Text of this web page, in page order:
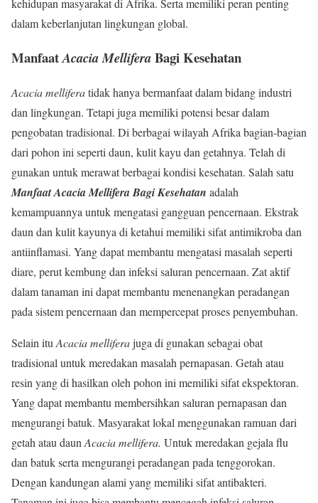
dalam keberlanjutan lingkungan global.
ManfaatAcacia MelliferaBagi Kesehatan
Acacia melliferatidak hanya bermanfaat dalam bidang industri
dan lingkungan. Tetapi juga memiliki potensi besar dalam
pengobatan tradisional. Di berbagai wilayah Afrika bagian-bagian
dari pohon ini seperti daun, kulit kayu dan getahnya. Telah di
gunakan untuk merawat berbagai kondisi kesehatan. Salah satu
Manfaat Acacia Mellifera Bagi Kesehatan adalah
kemampuannya untuk mengatasi gangguan pencernaan. Ekstrak
daun dan kulit kayunya di ketahui memiliki sifat antimikroba dan
antiinflamasi. Yang dapat membantu mengatasi masalah seperti
diare, perut kembung dan infeksi saluran pencernaan. Zat aktif
dalam tanaman ini dapat membantu menenangkan peradangan
pada sistem pencernaan dan mempercepat proses penyembuhan.
Selain itu Acacia melliferajuga di gunakan sebagai obat
tradisional untuk meredakan masalah pernapasan. Getah atau
resin yang di hasilkan oleh pohon ini memiliki sifat ekspektoran.
Yang dapat membantu membersihkan saluran pernapasan dan
mengurangi batuk. Masyarakat lokal menggunakan ramuan dari
getah atau daun Acacia mellifera. Untuk meredakan gejala flu
dan batuk serta mengurangi peradangan pada tenggorokan.
Dengan kandungan alami yang memiliki sifat antibakteri.